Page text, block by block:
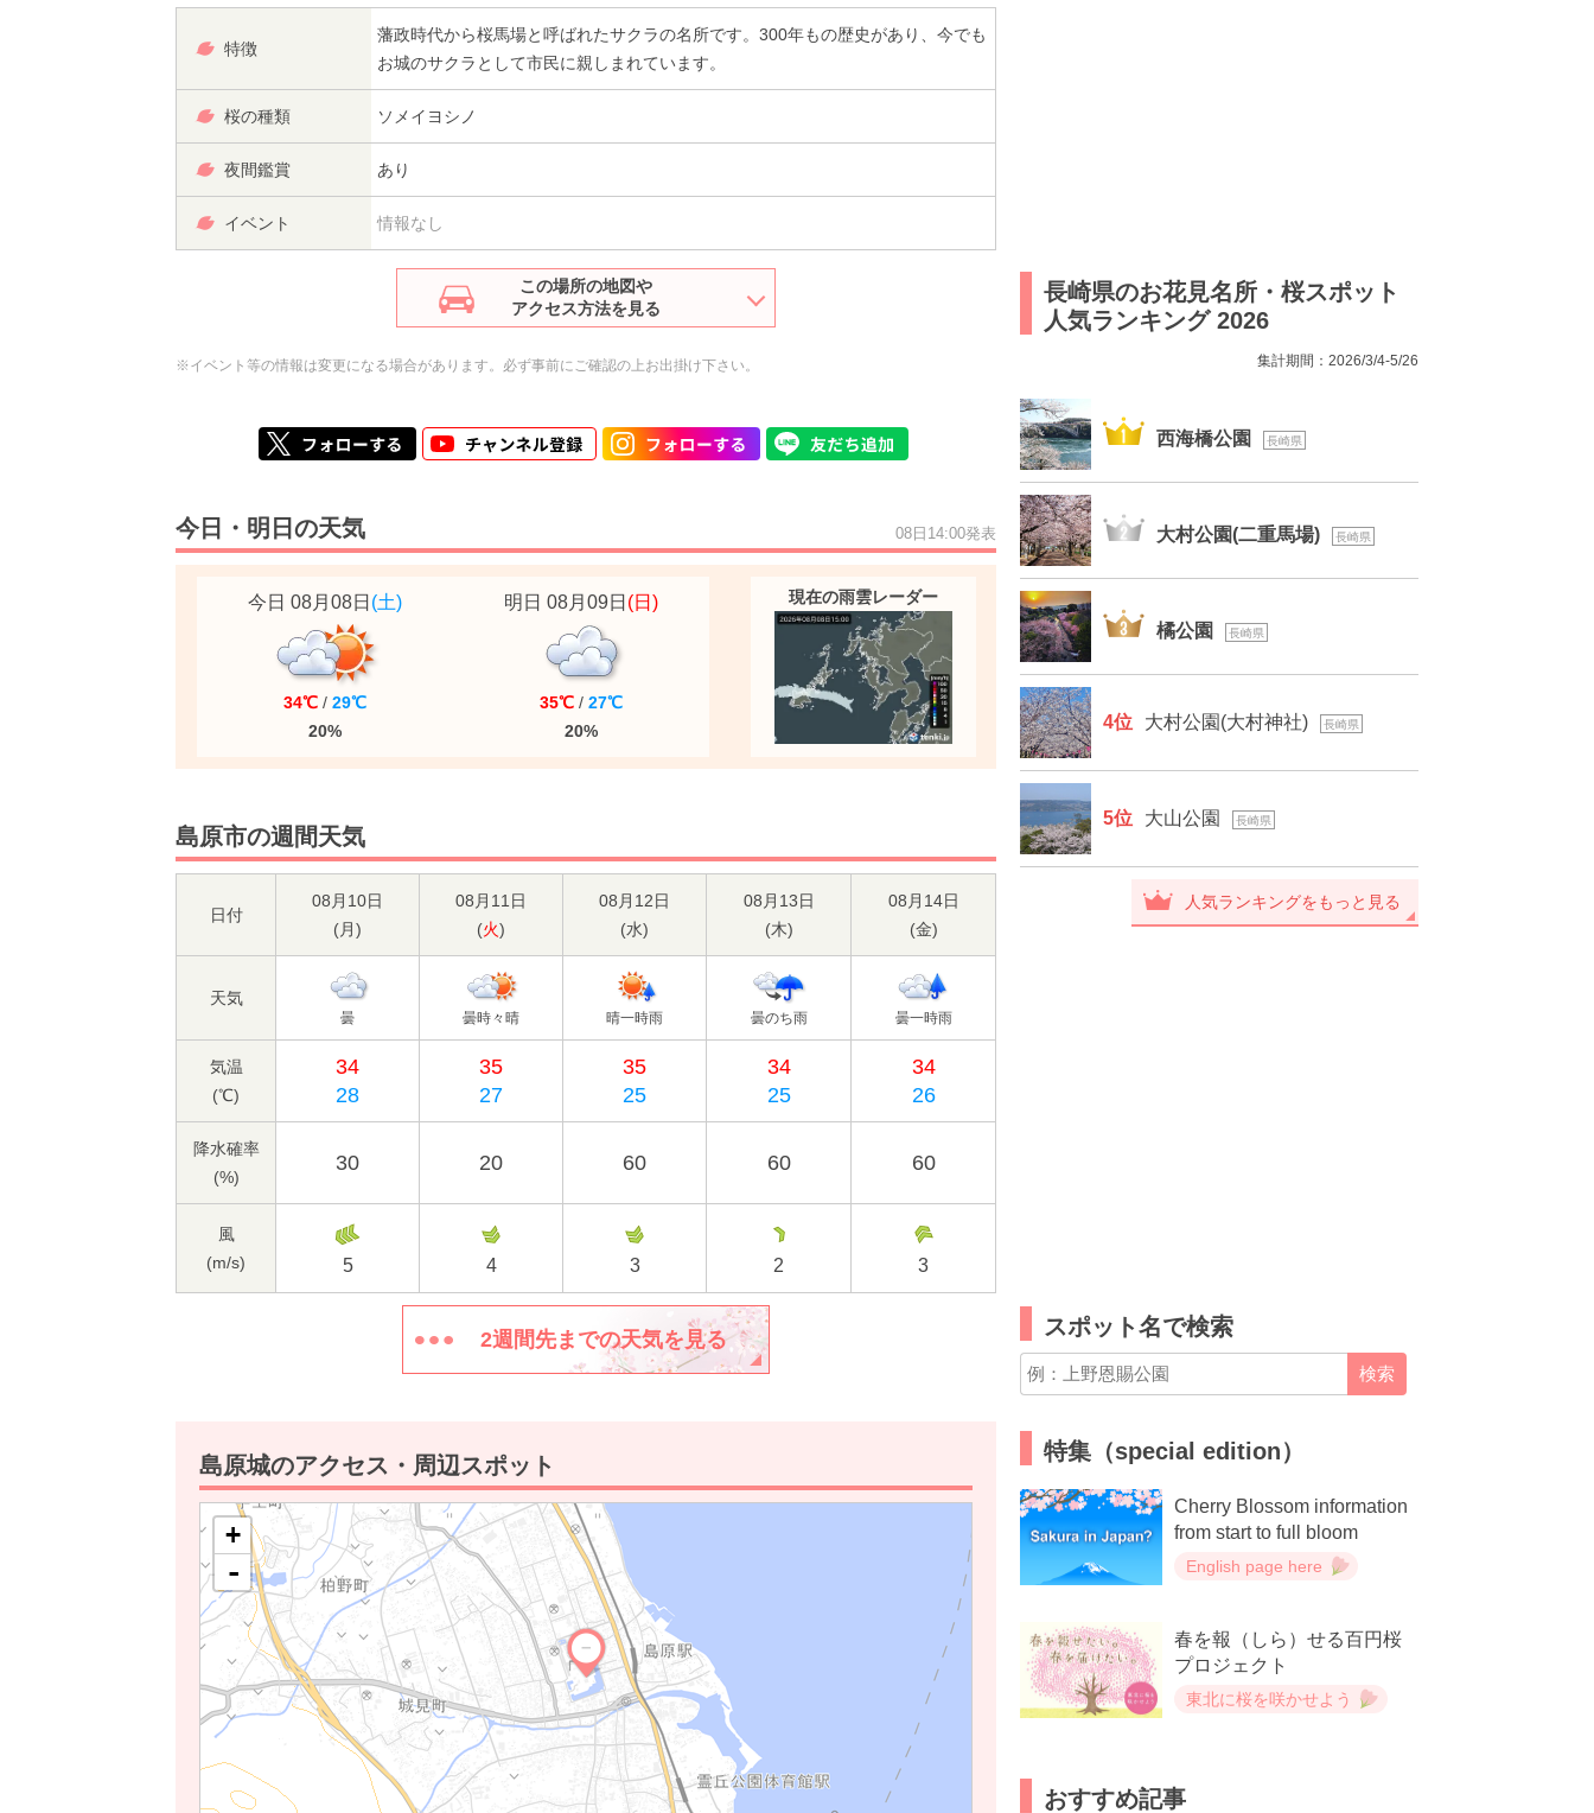
特徴
藩政時代から桜馬場と呼ばれたサクラの名所です。300年もの歴史があり、今でも
お城のサクラとして市民に親しまれています。
桜の種類 ソメイヨシノ
夜間鑑賞 あり
イベント 情報なし
この場所の地図や
アクセス方法を見る
※イベント等の情報は変更になる場合があります。必ず事前にご確認の上お出掛け下さい。
今日・明日の天気 08日14:00発表
今日 08月08日 (土)
34℃ / 29℃
20%
明日 08月09日 (日)
35℃ / 27℃
20%
現在の雨雲レーダー
島原市の週間天気
日付
08月10日
(月)
08月11日
(火)
08月12日
(水)
08月13日
(木)
08月14日
(金)
天気
曇 曇時々晴 晴一時雨 曇のち雨 曇一時雨
気温
(℃)
34
28
35
27
35
25
34
25
34
26
降水確率
(%)
30 20 60 60 60
風
(m/s)
5 4 3 2 3
2週間先までの天気を見る
島原城のアクセス・周辺スポット
+
-
長崎県のお花見名所・桜スポット
人気ランキング 2026
集計期間：2026/3/4-5/26
1位
西海橋公園 長崎県
2位
大村公園(二重馬場) 長崎県
3位
橘公園 長崎県
4位 大村公園(大村神社) 長崎県
5位 大山公園 長崎県
人気ランキングをもっと見る
スポット名で検索
検索
特集（special edition）
Cherry Blossom information
from start to full bloom
English page here
春を報（しら）せる百円桜
プロジェクト
東北に桜を咲かせよう
おすすめ記事